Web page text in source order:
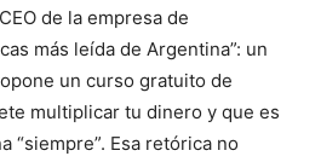
de la empresa de
más leída de Argentina”: un
un curso gratuito de
multiplicar tu dinero y que es
“siempre”. Esa retórica no